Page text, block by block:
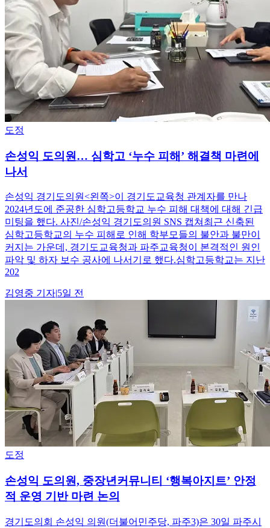
도정
손성익 도의원… 심학고 ‘누수 피해’ 해결책 마련에
나서
손성익 경기도의원<왼쪽>이 경기도교육청 관계자를 만나
2024년도에 준공한 심학고등학교 누수 피해 대책에 대해 긴급
미팅을 했다. 사진/손성익 경기도의원 SNS 캡쳐최근 신축된
심학고등학교의 누수 피해로 인해 학부모들의 불안과 불만이
커지는 가운데, 경기도교육청과 파주교육청이 본격적인 원인
파악 및 하자 보수 공사에 나서기로 했다.심학고등학교는 지난
202
김영중 기자|5일 전
도정
손성익 도의원, 중장년커뮤니티 ‘행복아지트’ 안정
적 운영 기반 마련 논의
경기도의회 손성익 의원(더불어민주당, 파주3)은 30일 파주시